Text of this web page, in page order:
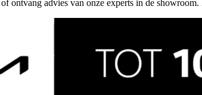
ontvang advies van onze experts in de